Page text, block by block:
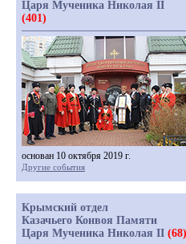
Царя Мученика Николая II
(401)
основан 10 октября 2019 г.
Другие события
Крымский отдел
Казачьего Конвоя Памяти
Царя Мученика Николая II (68)